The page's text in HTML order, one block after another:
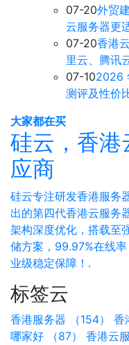
07-20外贸
云服务器更
07-20香港
里云、腾讯
07-102026
测评及性价
大家都在买
硅云，香港
应商
硅云专注研发香港服务
出的第四代香港云服务
架构深度优化，搭载至
储方案，99.97%在线
业级稳定保障！.
标签云
香港服务器 （154） 香
哪家好 （87）
香港云